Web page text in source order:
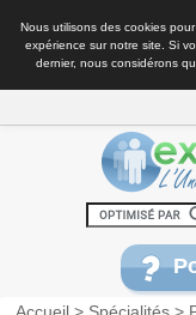
Nous utilisons des cookies
expérience sur notre site. Si
dernier, nous considérons